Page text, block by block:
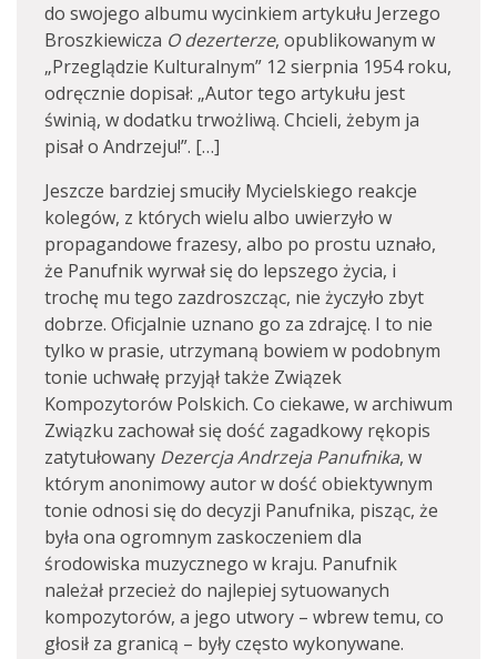
do swojego albumu wycinkiem artykułu Jerzego
Broszkiewicza O dezerterze, opublikowanym w
„Przeglądzie Kulturalnym” 12 sierpnia 1954 roku,
odręcznie dopisał: „Autor tego artykułu jest
świnią, w dodatku trwożliwą. Chcieli, żebym ja
pisał o Andrzeju!”. […]
Jeszcze bardziej smuciły Mycielskiego reakcje
kolegów, z których wielu albo uwierzyło w
propagandowe frazesy, albo po prostu uznało,
że Panufnik wyrwał się do lepszego życia, i
trochę mu tego zazdroszcząc, nie życzyło zbyt
dobrze. Oficjalnie uznano go za zdrajcę. I to nie
tylko w prasie, utrzymaną bowiem w podobnym
tonie uchwałę przyjął także Związek
Kompozytorów Polskich. Co ciekawe, w archiwum
Związku zachował się dość zagadkowy rękopis
zatytułowany Dezercja Andrzeja Panufnika, w
którym anonimowy autor w dość obiektywnym
tonie odnosi się do decyzji Panufnika, pisząc, że
była ona ogromnym zaskoczeniem dla
środowiska muzycznego w kraju. Panufnik
należał przecież do najlepiej sytuowanych
kompozytorów, a jego utwory – wbrew temu, co
głosił za granicą – były często wykonywane.